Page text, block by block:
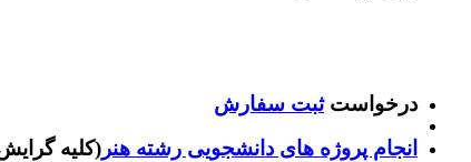
درخواستثبت سفارش
انجام پروژه های دانشجویی رشته هنر (کلیه